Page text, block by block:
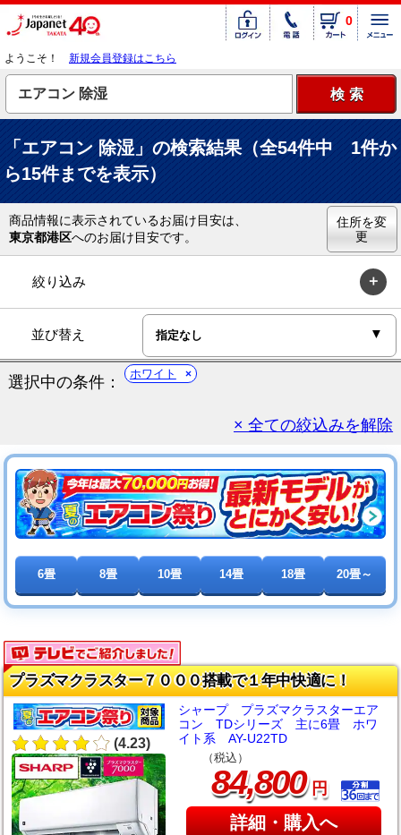
0
ようこそ！ 新規会員登録はこちら
「エアコン 除湿」の検索結果（全54件中 1件か
ら15件までを表示）
商品情報に表示されているお届け目安は、
東京都港区へのお届け目安です。
住所を変
更
絞り込み
並び替え
選択中の条件： ホワイト
× 全ての絞込みを解除
6畳 8畳 10畳 14畳 18畳 20畳～
プラズマクラスター７０００搭載で１年中快適に！
(4.23)
シャープ プラズマクラスターエア
コン TDシリーズ 主に6畳 ホワ
イト系 AY-U22TD
（税込）
84,800円
詳細・購入へ